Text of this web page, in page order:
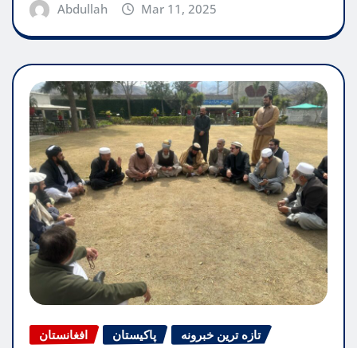
Abdullah Mar 11, 2025
افغانستان پاکیستان
تازه ترین خبرونه